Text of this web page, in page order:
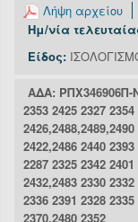
Λήψη αρχείου
Ημ/νία
Είδος:
ΑΔΑ: ΡΠΧ346906Π-
2353 2425 2327
2422,2486 2440
2287 2325 2342
2432,2483 2330
2336 2391 2328
2370,2480 2352